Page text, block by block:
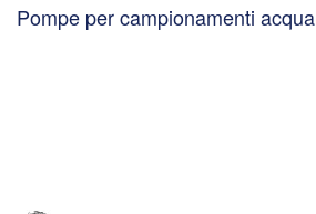
Pompe per campionamenti acqua